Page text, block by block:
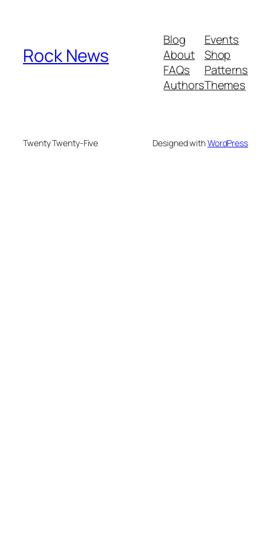
Rock News
Blog
About
FAQs
Authors
Events
Shop
Patterns
Themes
Twenty Twenty-Five Designed withWordPress